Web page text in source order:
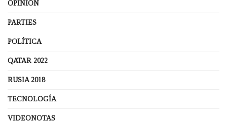
OPINIÓN
PARTIES
POLÍTICA
QATAR 2022
RUSIA 2018
TECNOLOGÍA
VIDEONOTAS